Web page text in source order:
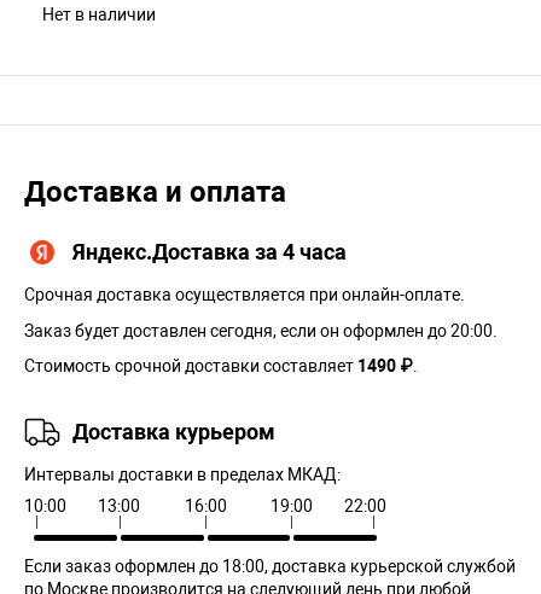
Нет в наличии
Доставка и оплата
Яндекс.Доставка за 4 часа
Срочная доставка осуществляется при онлайн-оплате.
Заказ будет доставлен сегодня, если он оформлен до 20:00.
Стоимость срочной доставки составляет 1490 ₽
Доставка курьером
Интервалы доставки в пределах МКАД:
10:00
13:00 16:00 19:00 22:00
Если заказ оформлен до 18:00, доставка курьерской службой
по Москве производится на следующий день при любой